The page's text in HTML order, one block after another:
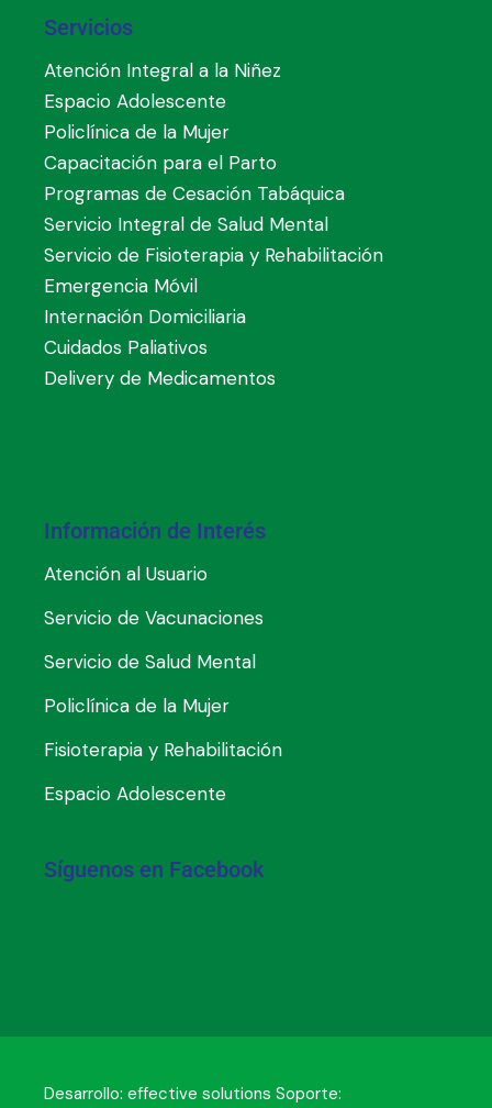
Servicios
Atención Integral a la Niñez
Espacio Adolescente
Policlínica de la Mujer
Capacitación para el Parto
Programas de Cesación Tabáquica
Servicio Integral de Salud Mental
Servicio de Fisioterapia y Rehabilitación
Emergencia Móvil
Internación Domiciliaria
Cuidados Paliativos
Delivery de Medicamentos
Información de Interés
Atención al Usuario
Servicio de Vacunaciones
Servicio de Salud Mental
Policlínica de la Mujer
Fisioterapia y Rehabilitación
Espacio Adolescente
Síguenos en Facebook
Desarrollo:effective solutions Soporte: